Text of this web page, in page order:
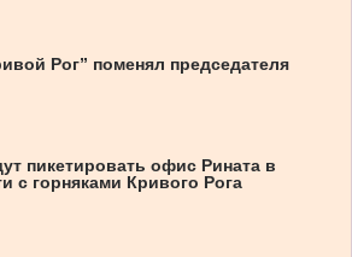
Рог” поменял председателя
пикетировать офис Рината в
с горняками Кривого Рога